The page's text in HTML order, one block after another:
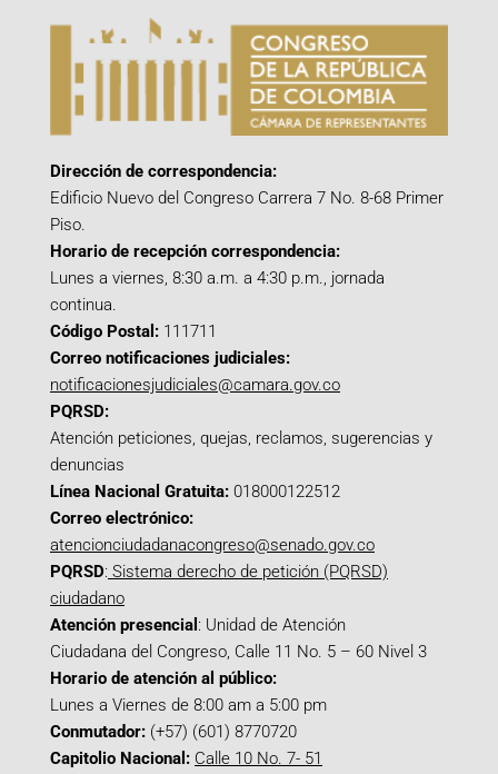
Dirección de correspondencia:
Edificio Nuevo del Congreso Carrera 7 No. 8-68 Primer
Piso.
Horario de recepción correspondencia:
Lunes a viernes, 8:30 a.m. a 4:30 p.m., jornada
continua.
Código Postal: 111711
Correo notificaciones judiciales:
notificacionesjudiciales@camara.gov.co
PQRSD:
Atención peticiones, quejas, reclamos, sugerencias y
denuncias
Línea Nacional Gratuita: 018000122512
Correo electrónico:
atencionciudadanacongreso@senado.gov.co
PQRSD: Sistema derecho de petición (PQRSD)
ciudadano
Atención presencial : Unidad de Atención
Ciudadana del Congreso, Calle 11 No. 5 – 60 Nivel 3
Horario de atención al público:
Lunes a Viernes de 8:00 am a 5:00 pm
Conmutador: (+57) (601) 8770720
Capitolio Nacional: Calle 10 No. 7- 51